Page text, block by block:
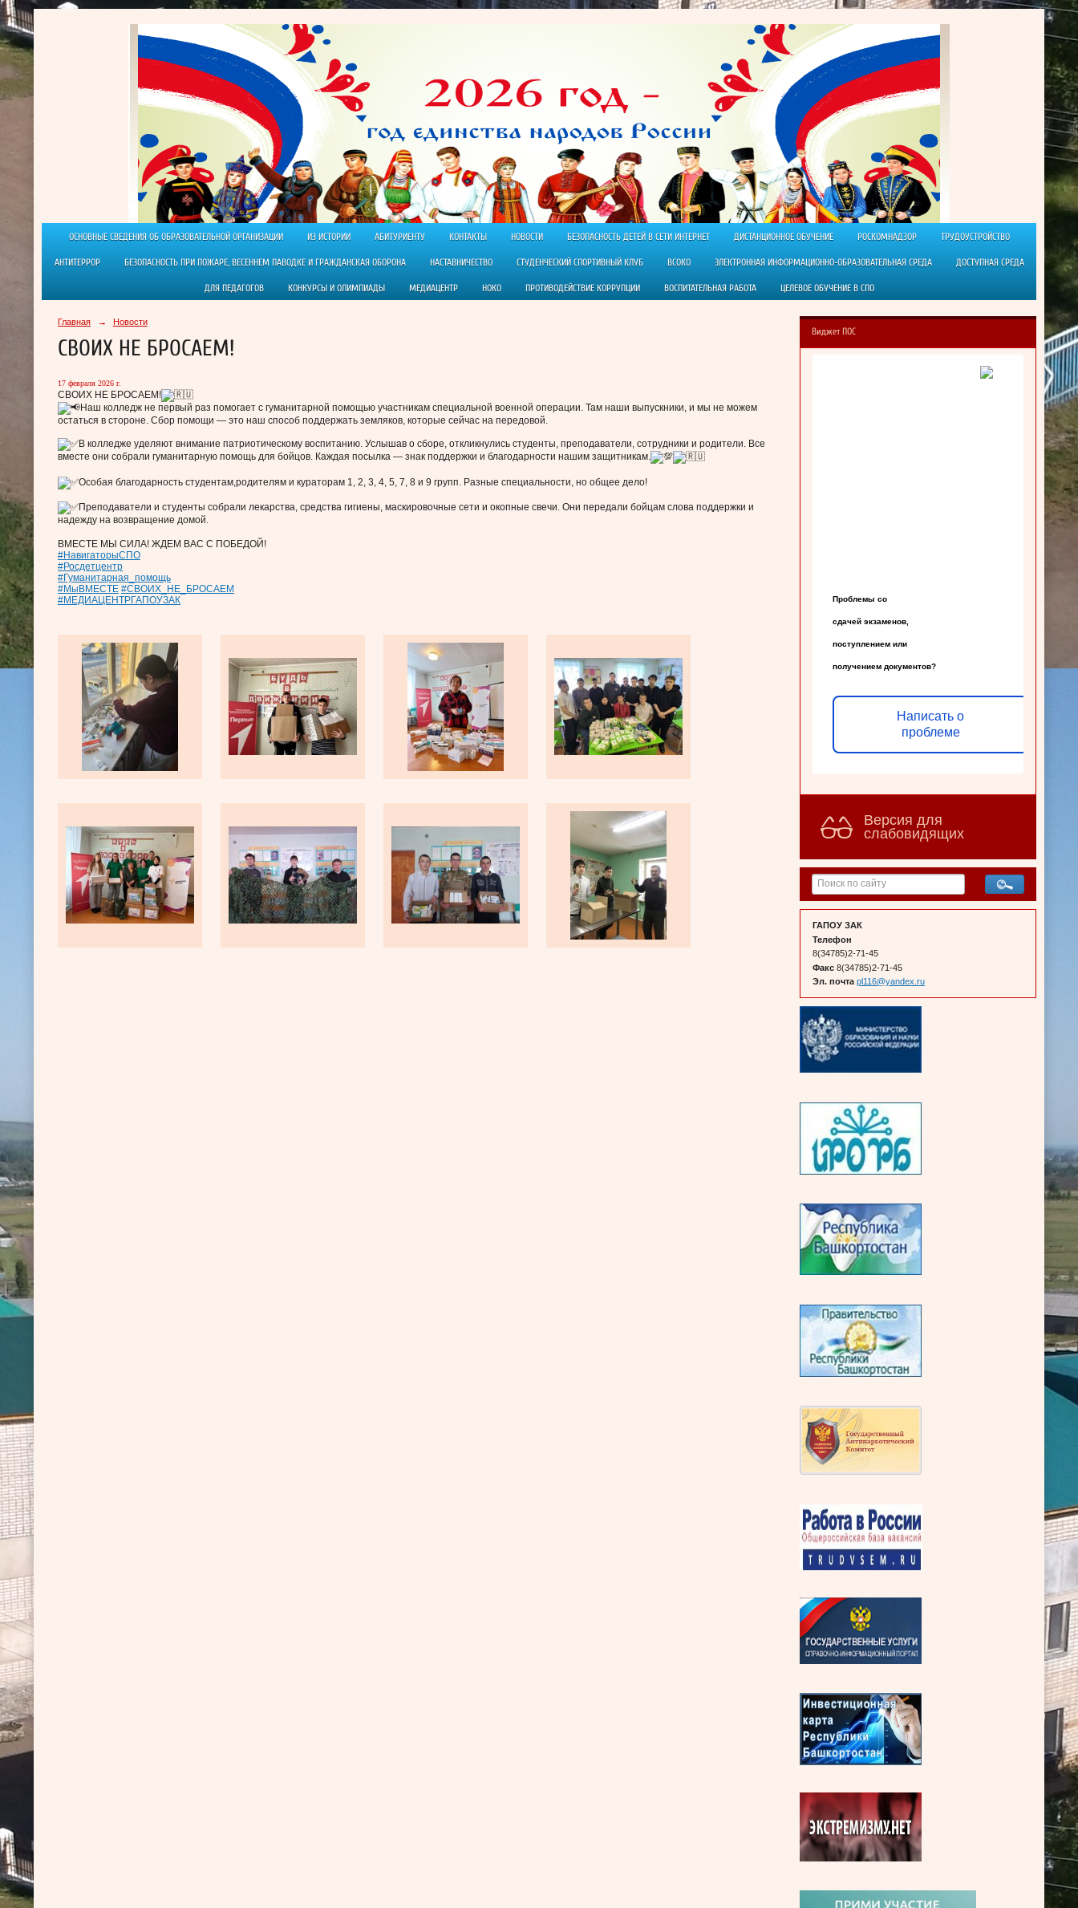
ОСНОВНЫЕ СВЕДЕНИЯ ОБ ОБРАЗОВАТЕЛЬНОЙ ОРГАНИЗАЦИИ ИЗ ИСТОРИИ АБИТУРИЕНТУ КОНТАКТЫ НОВОСТИ БЕЗОПАСНОСТЬ ДЕТЕЙ В СЕТИ ИНТЕРНЕТ ДИСТАНЦИОННОЕ ОБУЧЕНИЕ РОСКОМНАДЗОР ТРУДОУСТРОЙСТВО
АНТИТЕРРОР БЕЗОПАСНОСТЬ ПРИ ПОЖАРЕ, ВЕСЕННЕМ ПАВОДКЕ И ГРАЖДАНСКАЯ ОБОРОНА НАСТАВНИЧЕСТВО СТУДЕНЧЕСКИЙ СПОРТИВНЫЙ КЛУБ ВСОКО ЭЛЕКТРОННАЯ ИНФОРМАЦИОННО-ОБРАЗОВАТЕЛЬНАЯ СРЕДА ДОСТУПНАЯ СРЕДА
ДЛЯ ПЕДАГОГОВ КОНКУРСЫ И ОЛИМПИАДЫ МЕДИАЦЕНТР НОКО ПРОТИВОДЕЙСТВИЕ КОРРУПЦИИ ВОСПИТАТЕЛЬНАЯ РАБОТА ЦЕЛЕВОЕ ОБУЧЕНИЕ В СПО
Главная → Новости
СВОИХ НЕ БРОСАЕМ!
17 февраля 2026 г.
СВОИХ НЕ БРОСАЕМ!
Наш колледж не первый раз помогает с гуманитарной помощью участникам специальной военной операции. Там наши выпускники, и мы не можем
остаться в стороне. Сбор помощи — это наш способ поддержать земляков, которые сейчас на передовой.
️В колледже уделяют внимание патриотическому воспитанию. Услышав о сборе, откликнулись студенты, преподаватели, сотрудники и родители. Все
вместе они собрали гуманитарную помощь для бойцов. Каждая посылка — знак поддержки и благодарности нашим защитникам.
️Особая благодарность студентам,родителям и кураторам 1, 2, 3, 4, 5, 7, 8 и 9 групп. Разные специальности, но общее дело!
️Преподаватели и студенты собрали лекарства, средства гигиены, маскировочные сети и окопные свечи. Они передали бойцам слова поддержки и
надежду на возвращение домой.
ВМЕСТЕ МЫ СИЛА! ЖДЕМ ВАС С ПОБЕДОЙ!
#НавигаторыСПО
#Росдетцентр
#Гуманитарная_помощь
#МыВМЕСТЕ #СВОИХ_НЕ_БРОСАЕМ
#МЕДИАЦЕНТРГАПОУЗАК
Виджет ПОС
Проблемы со
сдачей экзаменов,
поступлением или
получением документов?
Написать о
проблеме
Версия для
слабовидящих
ГАПОУ ЗАК
Телефон
8(34785)2-71-45
Факс 8(34785)2-71-45
Эл. почта pl116@yandex.ru